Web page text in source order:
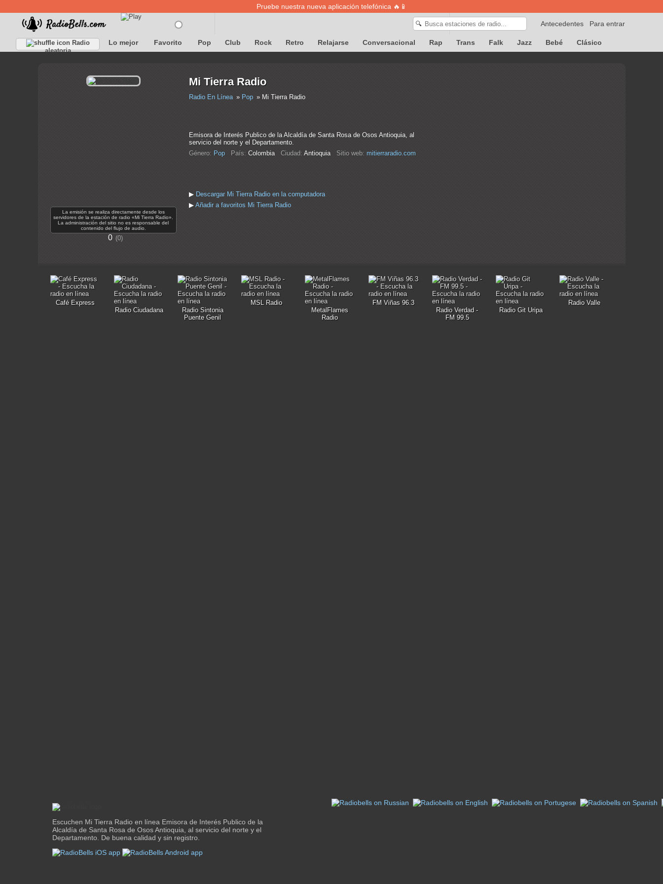
Pruebe nuestra nueva aplicación telefónica 🔥📱
Para entrar
Antecedentes
🔍
Radio
aleatoria
Lo mejor Favorito Pop Club Rock Retro Relajarse Conversacional Rap Trans Falk Jazz Bebé Clásico
La emisión se realiza directamente desde los
servidores de la estación de radio «Mi Tierra Radio».
La administración del sitio no es responsable del
contenido del flujo de audio.
0 0
Mi Tierra Radio
Radio En Línea Pop Mi Tierra Radio
Emisora de Interés Publico de la Alcaldía de Santa Rosa de Osos Antioquia, al
servicio del norte y el Departamento.
Género: Pop País: Colombia Ciudad: Antioquia Sitio web: mitierraradio.com
▶ Descargar Mi Tierra Radio en la computadora
▶ Añadir a favoritos Mi Tierra Radio
Café Express
Radio Ciudadana
Radio Sintonia
Puente Genil
MSL Radio
MetalFlames
Radio
FM Viñas 96.3
Radio Verdad -
FM 99.5
Radio Git Uripa
Radio Valle
Escuchen Mi Tierra Radio en línea Emisora de Interés Publico de la
Alcaldía de Santa Rosa de Osos Antioquia, al servicio del norte y el
Departamento. De buena calidad y sin registro.